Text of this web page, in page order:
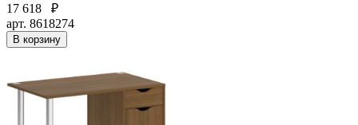
17 618
₽
арт. 8618274
В корзину